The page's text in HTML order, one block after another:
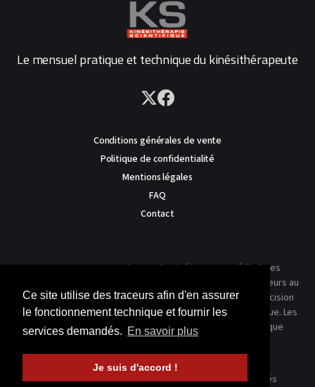
Ce site utilise des traceurs afin d'en assurer
le fonctionnement technique et fournir les
services demandés. En savoir plus
Je suis d'accord !
Le mensuel pratique et technique du kinésithérapeute
Conditions générales de vente
Politique de confidentialité
Mentions légales
FAQ
Contact
AVERTISSEMENT : Ce site est destiné au corps médical. Les
traitements présentés ne reflètent que l'expérience des auteurs au
moment où leur article a été publié dans notre journal. La décision
thérapeutique ne peut se prendre qu'après un examen clinique. Les
techniques publiées ici ne sauraient justifier une quelconque
© 2026 Kinésithérapie Scientifique - Tous droits réservés